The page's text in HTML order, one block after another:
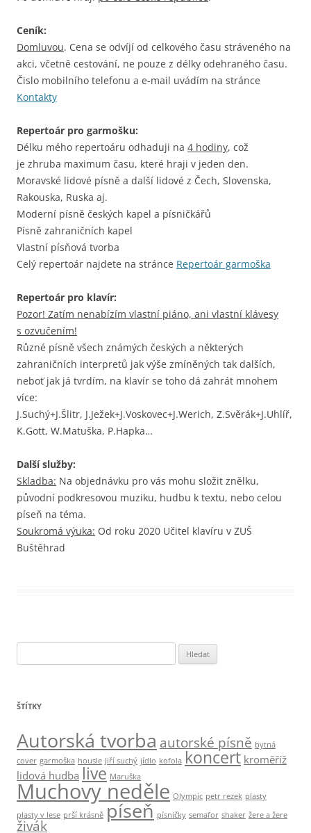
Ceník:
Domluvou. Cena se odvíjí od celkového času stráveného na
akci, včetně cestování, ne pouze z délky odehraného času.
Čislo mobilního telefonu a e-mail uvádím na stránce
Kontakty
Repertoár pro garmošku:
Délku mého repertoáru odhaduji na 4 hodiny, což
je zhruba maximum času, které hraji v jeden den.
Moravské lidové písně a další lidové z Čech, Slovenska,
Rakouska, Ruska aj.
Moderní písně českých kapel a písničkářů
Písně zahraničních kapel
Vlastní písňová tvorba
Celý repertoár najdete na stránce Repertoár garmoška
Repertoár pro klavír:
Pozor! Zatím nenabízím vlastní piáno, ani vlastní klávesy
s ozvučením!
Různé písně všech známých českých a některých
zahraničních interpretů jak výše zmíněných tak dalších,
neboť jak já tvrdím, na klavír se toho dá zahrát mnohem
více:
J.Suchý+J.Šlitr, J.Ježek+J.Voskovec+J.Werich, Z.Svěrák+J.Uhlíř,
K.Gott, W.Matuška, P.Hapka…
Další služby:
Skladba: Na objednávku pro vás mohu složit znělku,
původní podkresovou muziku, hudbu k textu, nebo celou
píseň na téma.
Soukromá výuka: Od roku 2020 Učitel klavíru v ZUŠ
Buštěhrad
y
l
d
á
v
á
n
í
ŠTÍTKY
Autorská tvorba autorské písně bytná
cover garmoška housle Jiří suchý jídlo kofola koncert kroměříž
lidová hudba live Maruška
Muchovy neděle Olympic petr rezek plasty
plasty v lese prší krásně píseň písničky semafor shaker žere a žere
živák